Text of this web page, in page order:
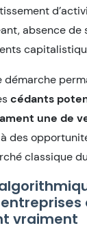
absence de
cédants
une de
des
classique
vraiment